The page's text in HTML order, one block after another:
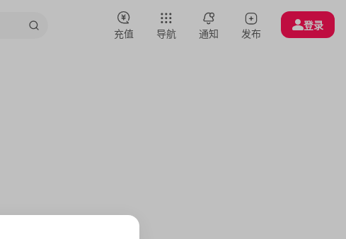
充值 导航 通知 发布
登录